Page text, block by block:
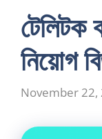
টেলিটক
নিয়োগ
November 22,